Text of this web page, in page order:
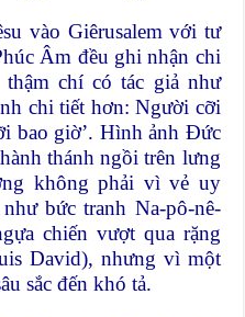
vào Giêrusalem với tư
Âm đều ghi nhận chi
chí có tác giả như
chi tiết hơn: Người cỡi
bao giờ’. Hình ảnh Đức
thánh ngồi trên lưng
không phải vì vẻ uy
bức tranh Na-pô-nê-
chiến vượt qua rặng
David), nhưng vì một
sắc đến khó tả.